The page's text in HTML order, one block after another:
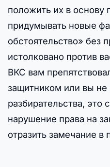
положить их в основу
придумывать новые
обстоятельство» без
истолковано против
ВКС вам
защитником или вы
разбирательства, это
нарушение права на
отразить замечание в